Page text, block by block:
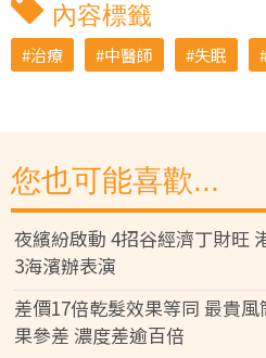
內容標籤
治療 中醫師 失眠
您也可能喜歡...
夜繽紛啟動 4招谷經濟丁財旺
3海濱辦表演
差價17倍乾髮效果等同 最貴
果參差 濃度差逾百倍